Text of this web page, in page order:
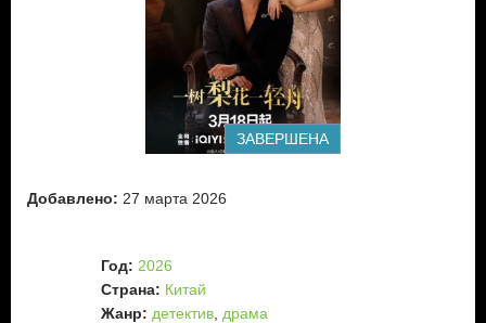
ЗАВЕРШЕНА
Добавлено: 27 марта 2026
Год: 2026
Страна: Китай
Жанр: детектив, драма